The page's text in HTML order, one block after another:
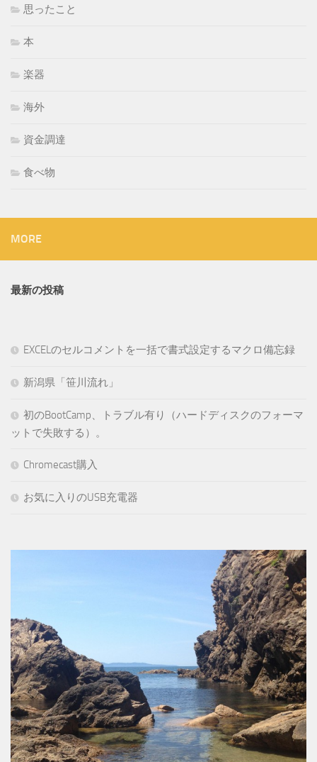
思ったこと
本
楽器
海外
資金調達
食べ物
MORE
最新の投稿
EXCELのセルコメントを一括で書式設定するマクロ備忘録
新潟県「笹川流れ」
初のBootCamp、トラブル有り（ハードディスクのフォーマ
ットで失敗する）。
Chromecast購入
お気に入りのUSB充電器